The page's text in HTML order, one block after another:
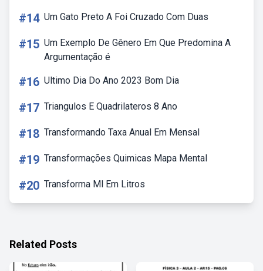
#14 Um Gato Preto A Foi Cruzado Com Duas
#15 Um Exemplo De Gênero Em Que Predomina A
Argumentação é
#16 Ultimo Dia Do Ano 2023 Bom Dia
#17 Triangulos E Quadrilateros 8 Ano
#18 Transformando Taxa Anual Em Mensal
#19 Transformações Quimicas Mapa Mental
#20 Transforma Ml Em Litros
Related Posts